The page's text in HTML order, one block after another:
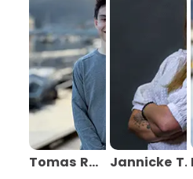
Tomas
Romslo
Jannicke